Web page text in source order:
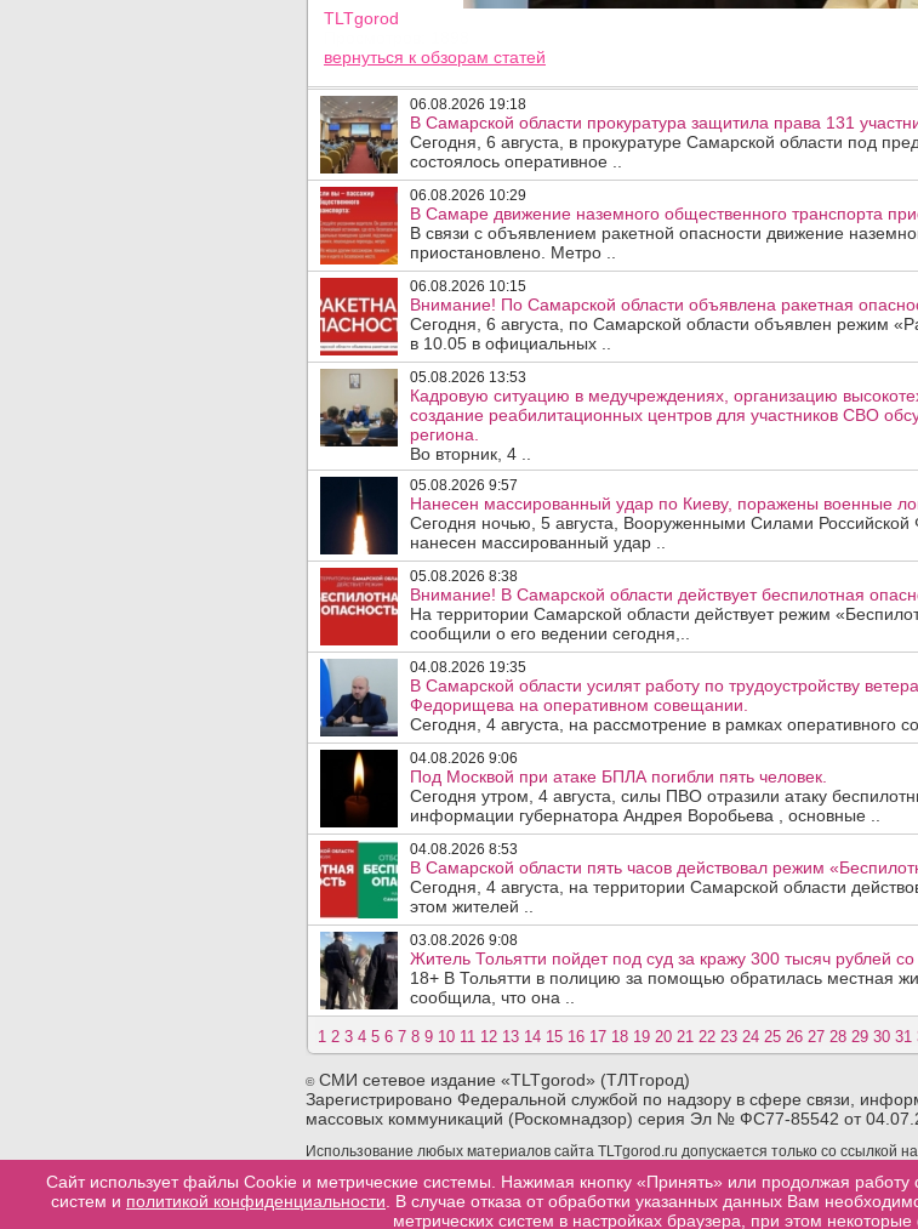
TLTgorod
вернуться к обзорам статей
06.08.2026 19:18
В Самарской области прокуратура защитила права 131
Сегодня, 6 августа, в прокуратуре Самарской области под
состоялось оперативное ..
06.08.2026 10:29
В Самаре движение наземного общественного транспорта
В связи с объявлением ракетной опасности движение
приостановлено. Метро ..
06.08.2026 10:15
Внимание! По Самарской области объявлена ракетная
Сегодня, 6 августа, по Самарской области объявлен режим
в 10.05 в официальных ..
05.08.2026 13:53
Кадровую ситуацию в медучреждениях, организацию
создание реабилитационных центров для участников СВО
региона.
Во вторник, 4 ..
05.08.2026 9:57
Нанесен массированный удар по Киеву, поражены военные
Сегодня ночью, 5 августа, Вооруженными Силами
нанесен массированный удар ..
05.08.2026 8:38
Внимание! В Самарской области действует беспилотная
На территории Самарской области действует режим
сообщили о его ведении сегодня,..
04.08.2026 19:35
В Самарской области усилят работу по трудоустройству
Федорищева на оперативном совещании.
Сегодня, 4 августа, на рассмотрение в рамках оперативного
04.08.2026 9:06
Под Москвой при атаке БПЛА погибли пять человек.
Сегодня утром, 4 августа, силы ПВО отразили атаку
информации губернатора Андрея Воробьева , основные ..
04.08.2026 8:53
В Самарской области пять часов действовал режим
Сегодня, 4 августа, на территории Самарской области
этом жителей ..
03.08.2026 9:08
Житель Тольятти пойдет под суд за кражу 300 тысяч рублей
18+ В Тольятти в полицию за помощью обратилась местная
сообщила, что она ..
1 2 3 4 5 6 7 8 9 10 11 12 13 14 15 16 17 18 19 20 21 22 23 24 25 26 27 28 29 30 31
©СМИ сетевое издание «TLTgorod» (ТЛТгород)
Зарегистрировано Федеральной службой по надзору в сфере связи,
массовых коммуникаций (Роскомнадзор) серия Эл № ФС77-85542 от
Использование любых материалов сайта TLTgorod.ru допускается только со ссылкой
конкретную страницу сайта, с которой взята информация, размещенная не позже
материала.
Разработка сайтов в тольятти web-good.ru
Сайт использует файлы Cookie и метрические системы. Нажимая кнопку «Принять» или продолжая
систем и политикой конфиденциальности . В случае отказа от обработки указанных данных Вам
метрических систем в настройках браузера, при этом